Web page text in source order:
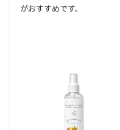
がおすすめです。